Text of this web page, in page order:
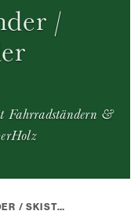
/
Fahrradständern &
SKISTÄNDER